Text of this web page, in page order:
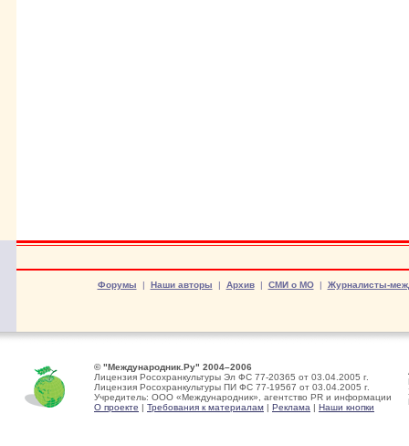
Форумы | Наши авторы | Архив| СМИ о МО| Журналисты-
© "Международник.Ру" 2004–2006
Лицензия Росохранкультуры Эл ФС 77-20365 от 03.04.2005 г.
Лицензия Росохранкультуры ПИ ФС 77-19567 от 03.04.2005 г.
Учредитель: ООО «Международник», агентство PR и информации
О проекте | Требования к материалам | Реклама | Наши кнопки